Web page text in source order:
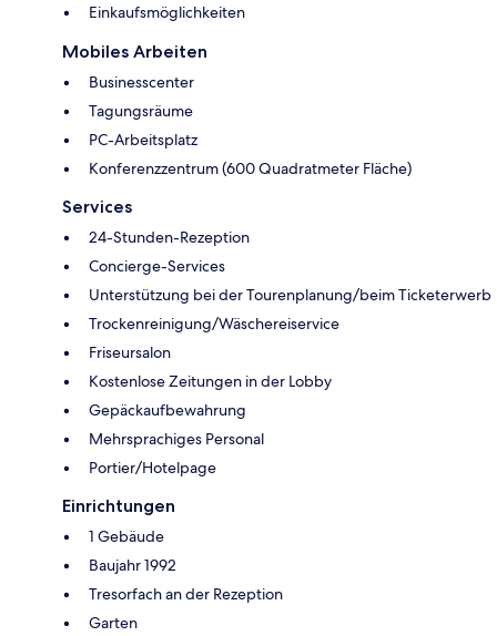
Einkaufsmöglichkeiten
Mobiles Arbeiten
Businesscenter
Tagungsräume
PC-Arbeitsplatz
Konferenzzentrum (600 Quadratmeter Fläche)
Services
24-Stunden-Rezeption
Concierge-Services
Unterstützung bei der Tourenplanung/beim Ticketerwerb
Trockenreinigung/Wäschereiservice
Friseursalon
Kostenlose Zeitungen in der Lobby
Gepäckaufbewahrung
Mehrsprachiges Personal
Portier/Hotelpage
Einrichtungen
1 Gebäude
Baujahr 1992
Tresorfach an der Rezeption
Garten